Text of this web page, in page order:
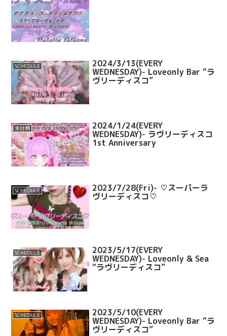
SCHEDULE 2024/3/13(EVERY
WEDNESDAY)- Loveonly Bar “ラ
ヴリーディスコ”
未分類 2024/1/24(EVERY
WEDNESDAY)- ラヴリーディスコ
1st Anniversary
SCHEDULE 2023/7/28(Fri)- ♡スーパーラ
ヴリーディスコ♡
SCHEDULE 2023/5/17(EVERY
WEDNESDAY)- Loveonly & Sea
“ラヴリーディスコ”
SCHEDULE 2023/5/10(EVERY
WEDNESDAY)- Loveonly Bar “ラ
ヴリーディスコ”